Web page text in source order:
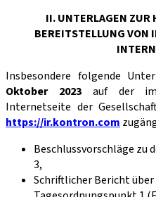
II. UNTERLAGEN ZUR
BEREITSTELLUNG VON
Insbesondere folgende
Oktober 2023auf der im
Internetseite der
https://ir.kontron.com
Beschlussvorschläge zu
3,
Schriftlicher Bericht über